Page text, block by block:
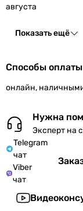
августа
Показать ещё
Способы оплаты
онлайн,
Нужна
Эксперт на
Telegram
чат
Viber
чат